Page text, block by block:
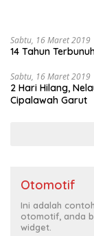
Sabtu, 16 Maret
14 Tahun
Sabtu, 16 Maret
2 Hari Hilang,
Cipalawah Garut
Otomotif
Ini adalah
otomotif, anda
widget.